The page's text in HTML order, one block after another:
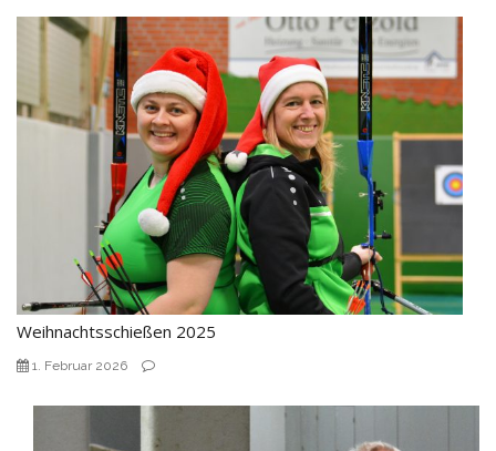
Weihnachtsschießen 2025
1. Februar 2026